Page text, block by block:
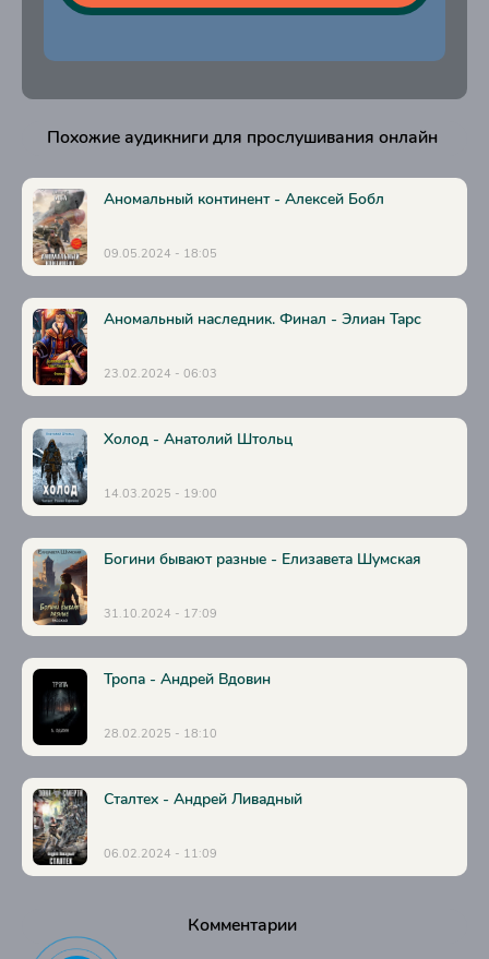
Похожие аудикниги для прослушивания онлайн
Аномальный континент - Алексей Бобл
09.05.2024 - 18:05
Аномальный наследник. Финал - Элиан Тарс
23.02.2024 - 06:03
Холод - Анатолий Штольц
14.03.2025 - 19:00
Богини бывают разные - Елизавета Шумская
31.10.2024 - 17:09
Тропа - Андрей Вдовин
28.02.2025 - 18:10
Сталтех - Андрей Ливадный
06.02.2024 - 11:09
Комментарии